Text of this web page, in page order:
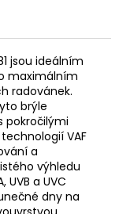
jsou ideálním
maximálním
radovánek.
brýle
pokročilými
VAF
a
výhledu
UVB a UVC
dny na